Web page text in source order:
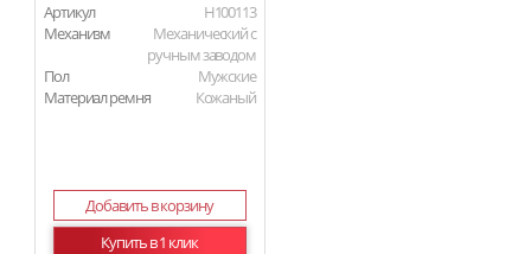
Артикул
H100113
Механизм
Механический с
ручным заводом
Пол
Мужские
Материал ремня
Кожаный
Добавить в корзину
Купить в 1 клик